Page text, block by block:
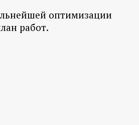
оптимизации
работ.